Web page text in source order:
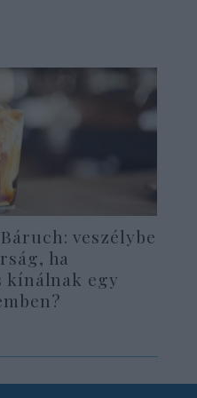
veszélybe
ha
kínálnak egy